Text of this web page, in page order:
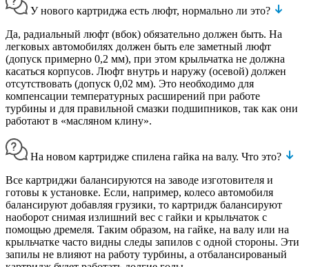
У нового картриджа есть люфт, нормально ли это?
Да, радиальный люфт (вбок) обязательно должен быть. На
легковых автомобилях должен быть еле заметный люфт
(допуск примерно 0,2 мм), при этом крыльчатка не должна
касаться корпусов. Люфт внутрь и наружу (осевой) должен
отсутствовать (допуск 0,02 мм). Это необходимо для
компенсации температурных расширений при работе
турбины и для правильной смазки подшипников, так как они
работают в «масляном клину».
На новом картридже спилена гайка на валу. Что это?
Все картриджи балансируются на заводе изготовителя и
готовы к установке. Если, например, колесо автомобиля
балансируют добавляя грузики, то картридж балансируют
наоборот снимая излишний вес с гайки и крыльчаток с
помощью дремеля. Таким образом, на гайке, на валу или на
крыльчатке часто видны следы запилов с одной стороны. Эти
запилы не влияют на работу турбины, а отбалансированый